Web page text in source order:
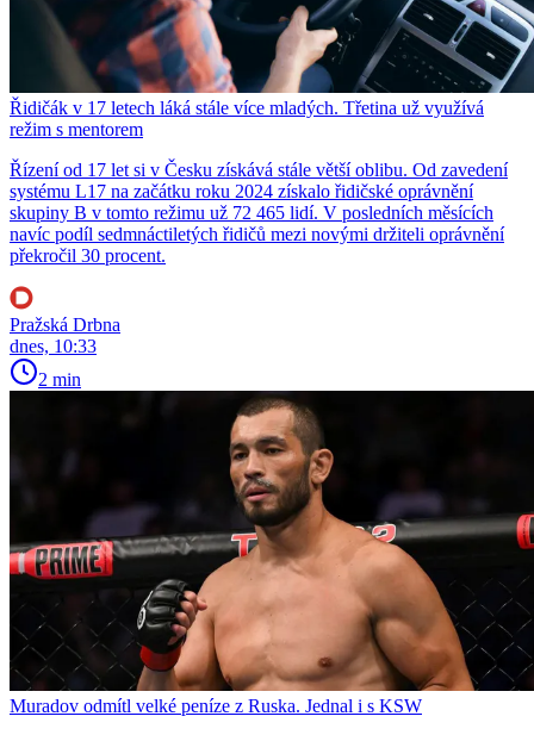
Řidičák v 17 letech láká stále více mladých. Třetina už využívá
režim s mentorem
Řízení od 17 let si v Česku získává stále větší oblibu. Od zavedení
systému L17 na začátku roku 2024 získalo řidičské oprávnění
skupiny B v tomto režimu už 72 465 lidí. V posledních měsících
navíc podíl sedmnáctiletých řidičů mezi novými držiteli oprávnění
překročil 30 procent.
Pražská Drbna
dnes, 10:33
2 min
Muradov odmítl velké peníze z Ruska. Jednal i s KSW